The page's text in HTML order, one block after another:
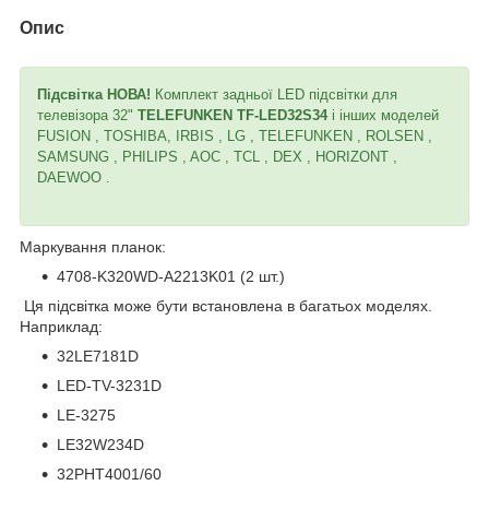
Опис
Підсвітка НОВА! Комплект задньої LED підсвітки для
телевізора 32" TELEFUNKEN TF-LED32S34і інших моделей
FUSION , TOSHIBA, IRBIS , LG , TELEFUNKEN , ROLSEN ,
SAMSUNG , PHILIPS , AOC , TCL , DEX , HORIZONT ,
DAEWOO .
Маркування планок:
4708-K320WD-A2213K01 (2 шт.)
Ця підсвітка може бути встановлена в багатьох моделях.
Наприклад:
32LE7181D
LED-TV-3231D
LE-3275
LE32W234D
32PHT4001/60